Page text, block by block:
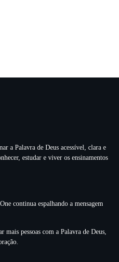
a Palavra de Deus acessível, clara e
estudar e viver os ensinamentos
continua espalhando a mensagem
mais pessoas com a Palavra de Deus,